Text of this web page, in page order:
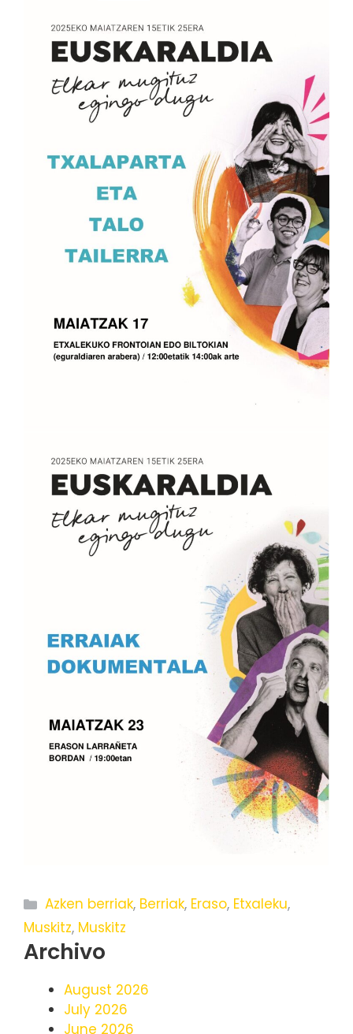
Categories
Azken berriak, Berriak, Eraso, Etxaleku,
Muskitz, Muskitz
Archivo
August 2026
July 2026
June 2026